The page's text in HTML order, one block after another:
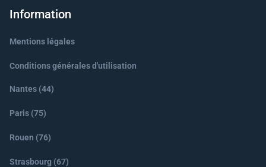
Information
Mentions légales
Conditions générales d'utilisation
Nantes (44)
Paris (75)
Rouen (76)
Strasbourg (67)